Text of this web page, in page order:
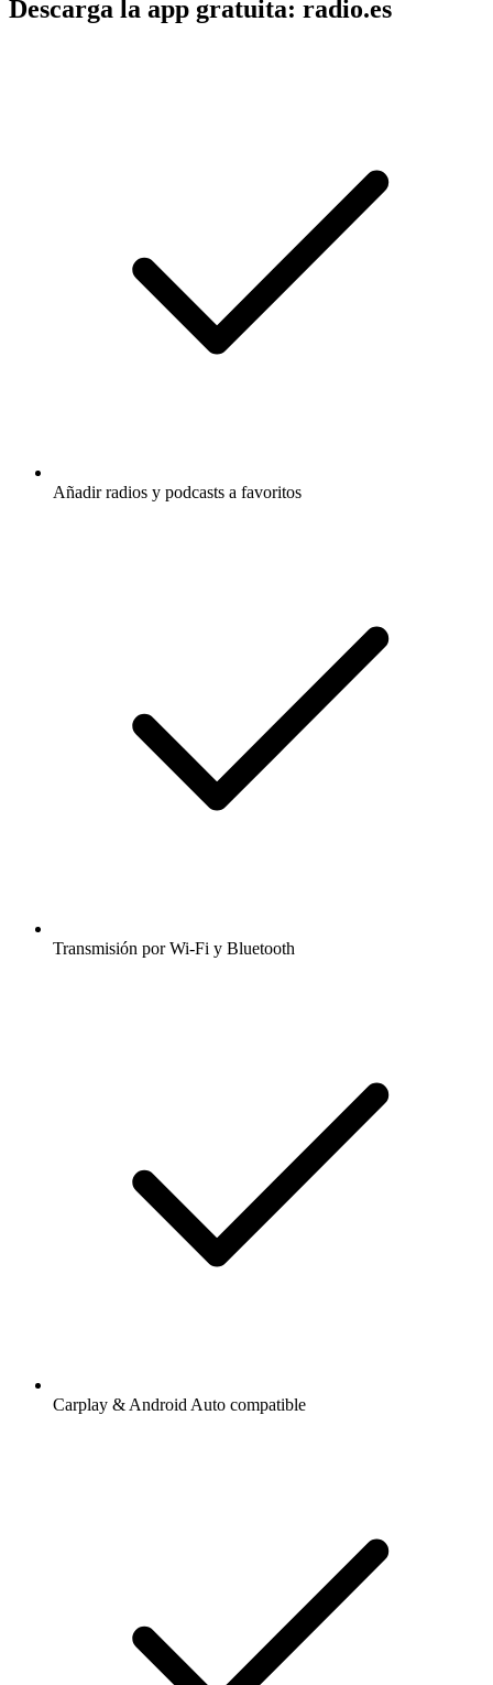
Descarga la app gratuita: radio.es
Añadir radios y podcasts a favoritos
Transmisión por Wi-Fi y Bluetooth
Carplay & Android Auto compatible